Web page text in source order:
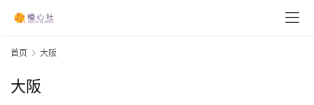
首页 大阪
大阪